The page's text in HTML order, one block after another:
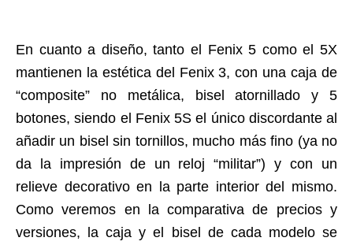
En cuanto a diseño, tanto el Fenix 5 como el 5X
mantienen la estética del Fenix 3, con una caja de
“composite” no metálica, bisel atornillado y 5
botones, siendo el Fenix 5S el único discordante al
añadir un bisel sin tornillos, mucho más fino (ya no
da la impresión de un reloj “militar”) y con un
relieve decorativo en la parte interior del mismo.
Como veremos en la comparativa de precios y
versiones, la caja y el bisel de cada modelo se